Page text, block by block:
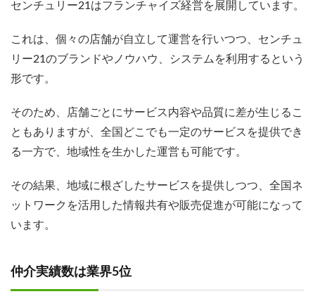
センチュリー21はフランチャイズ経営を展開しています。
これは、個々の店舗が自立して運営を行いつつ、センチュ
リー21のブランドやノウハウ、システムを利用するという
形です。
そのため、店舗ごとにサービス内容や品質に差が生じるこ
ともありますが、全国どこでも一定のサービスを提供でき
る一方で、地域性を生かした運営も可能です。
その結果、地域に根ざしたサービスを提供しつつ、全国ネ
ットワークを活用した情報共有や販売促進が可能になって
います。
仲介実績数は業界5位